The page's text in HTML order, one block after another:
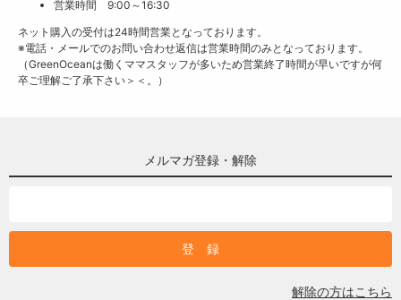
営業時間 9:00～16:30
ネット購入の受付は24時間営業となっております。
※電話・メールでのお問い合わせ返信は営業時間のみとなっております。
（GreenOceanは働くママスタッフが多いため営業終了時間が早いですが何
卒ご理解ご了承下さい＞＜。）
メルマガ登録・解除
解除の方はこちら